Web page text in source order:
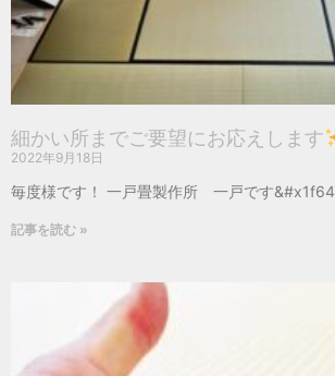
細かい所までご要望にお応えします
2022年9月18日
毎度様です！ 一戸畳製作所 一戸です&#x1f64
記事を読む »